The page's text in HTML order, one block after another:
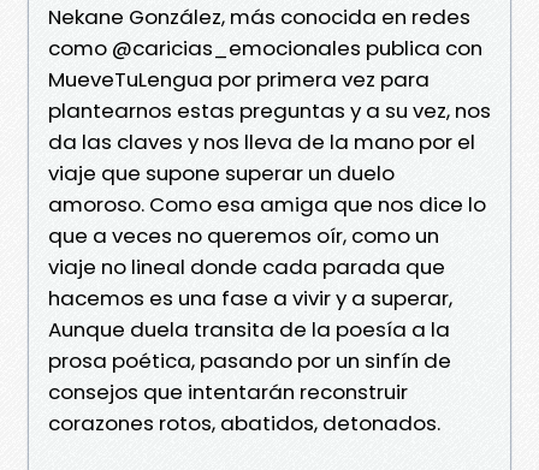
Nekane González, más conocida en redes
como @caricias_emocionales publica con
MueveTuLengua por primera vez para
plantearnos estas preguntas y a su vez, nos
da las claves y nos lleva de la mano por el
viaje que supone superar un duelo
amoroso. Como esa amiga que nos dice lo
que a veces no queremos oír, como un
viaje no lineal donde cada parada que
hacemos es una fase a vivir y a superar,
Aunque duela transita de la poesía a la
prosa poética, pasando por un sinfín de
consejos que intentarán reconstruir
corazones rotos, abatidos, detonados.